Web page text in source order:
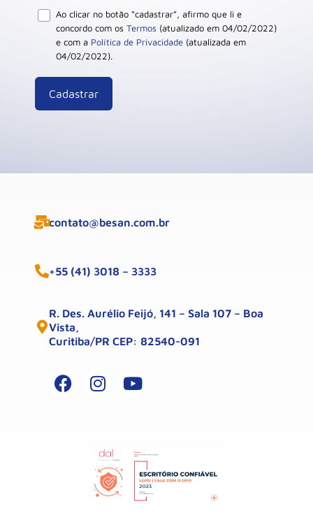
Ao clicar no botão “cadastrar”, afirmo que li e
concordo com os Termos (atualizado em 04/02/2022)
e com a Política de Privacidade (atualizada em
04/02/2022).
contato@besan.com.br
+55 (41) 3018 – 3333
R. Des. Aurélio Feijó, 141 – Sala 107 – Boa
Vista,
Curitiba/PR CEP: 82540-091